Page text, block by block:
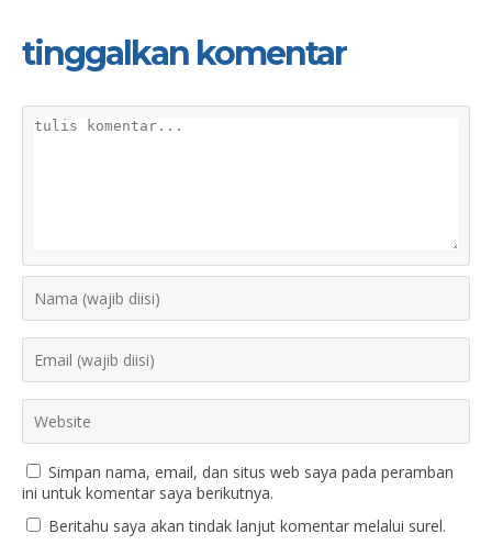
tinggalkan komentar
Simpan nama, email, dan situs web saya pada peramban
ini untuk komentar saya berikutnya.
Beritahu saya akan tindak lanjut komentar melalui surel.